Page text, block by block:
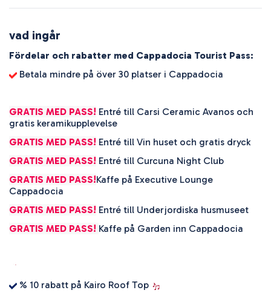
vad ingår
Fördelar och rabatter med Cappadocia Tourist Pass:
Betala mindre på över 30 platser i Cappadocia
GRATIS MED PASS! Entré till Carsi Ceramic Avanos och
gratis keramikupplevelse
GRATIS MED PASS! Entré till Vin huset och gratis dryck
GRATIS MED PASS! Entré till Curcuna Night Club
GRATIS MED PASS!Kaffe på Executive Lounge
Cappadocia
GRATIS MED PASS! Entré till Underjordiska husmuseet
GRATIS MED PASS! Kaffe på Garden inn Cappadocia
% 10 rabatt på Kairo Roof Top